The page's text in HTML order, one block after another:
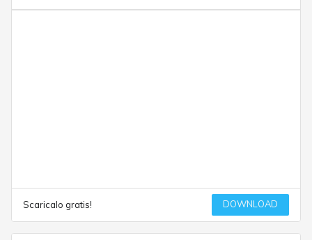
Scaricalo gratis! DOWNLOAD